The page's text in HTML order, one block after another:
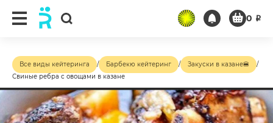
0 ₽
Все виды кейтеринга / Барбекю кейтеринг / Закуски в казане🍔
/
Свиные ребра с овощами в казане